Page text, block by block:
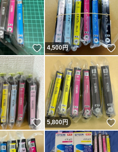
いいね！
4,500円
いいね！
5,800円